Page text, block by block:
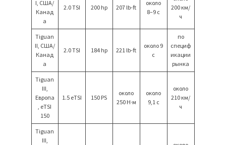
I, США/
Канад
а
2.0 TSI 200 hp 207 lb-ft
около
8–9 с
200 км/
ч
Tiguan
II, США/
Канад
а
2.0 TSI 184 hp 221 lb-ft
около 9
с
по
специф
икации
рынка
Tiguan
III,
Европа
, eTSI
150
1.5 eTSI 150 PS
около
250 Н·м
около
9,1 с
около
210 км/
ч
Tiguan
III,